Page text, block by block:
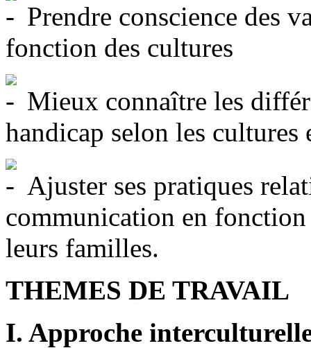
Prendre conscience des
fonction des cultures
Mieux connaître les
handicap selon les cultures
Ajuster ses pratiques
communication en
leurs familles.
THEMES DE TRAVAIL
I. Approche